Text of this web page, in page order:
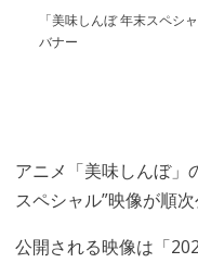
「美味しんぼ 年末スペシャ
バナー
アニメ「美味しんぼ」
スペシャル”映像が順次
公開される映像は「